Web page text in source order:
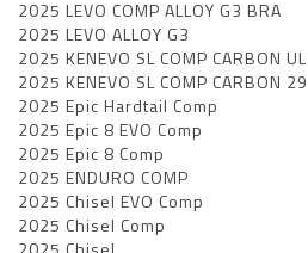
2025 LEVO COMP ALLOY G3 BRA
2025 LEVO ALLOY G3
2025 KENEVO SL COMP CARBON UL
2025 KENEVO SL COMP CARBON 29
2025 Epic Hardtail Comp
2025 Epic 8 EVO Comp
2025 Epic 8 Comp
2025 ENDURO COMP
2025 Chisel EVO Comp
2025 Chisel Comp